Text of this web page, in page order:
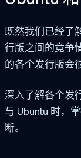
既然我们已经了
行版之间的竞争
的各个发行版会
深入了解各个发
与 Ubuntu 时，
断。